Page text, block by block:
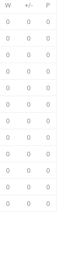
W +/-
P
0 0
0
0 0
0
0 0
0
0 0
0
0 0
0
0 0
0
0 0
0
0 0
0
0 0
0
0 0
0
0 0
0
0 0 0